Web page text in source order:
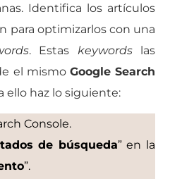
Identifica los artículos
para optimizarlos con una
. Estas keywords las
el mismo Google Search
ello haz lo siguiente:
Console.
de búsqueda” en la
”.